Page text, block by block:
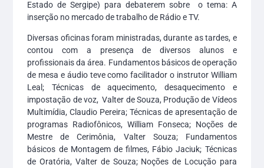
Estado de Sergipe) para debaterem sobre o tema: A
inserção no mercado de trabalho de Rádio e TV.
Diversas oficinas foram ministradas, durante as tardes, e
contou com a presença de diversos alunos e
profissionais da área. Fundamentos básicos de operação
de mesa e áudio teve como facilitador o instrutor William
Leal; Técnicas de aquecimento, desaquecimento e
impostação de voz, Valter de Souza, Produção de Vídeos
Multimídia, Claudio Pereira; Técnicas de apresentação de
programas Radiofônicos, William Fonseca; Noções de
Mestre de Cerimônia, Valter Souza; Fundamentos
básicos de Montagem de filmes, Fábio Jaciuk; Técnicas
de Oratória, Valter de Souza; Noções de Locução para